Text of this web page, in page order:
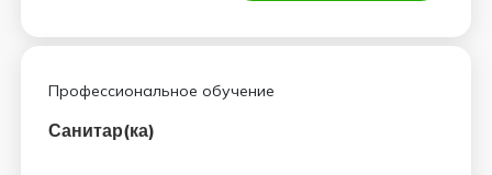
Профессиональное обучение
Санитар(ка)